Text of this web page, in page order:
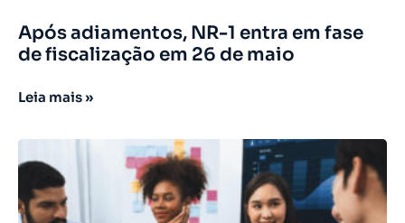
Após adiamentos, NR-1 entra em fase
de fiscalização em 26 de maio
Leia mais »